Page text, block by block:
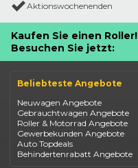
Aktionswochenenden
Kaufen Sie einen Roller!
Besuchen Sie jetzt:
Beliebteste Angebote
Neuwagen Angebote
Gebrauchtwagen Angebote
Roller & Motorrad Angebote
Gewerbekunden Angebote
Auto Topdeals
Behindertenrabatt Angebote